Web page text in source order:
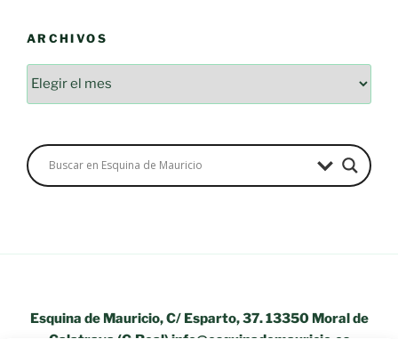
ARCHIVOS
Archivos
Esquina de Mauricio, C/ Esparto, 37. 13350 Moral de